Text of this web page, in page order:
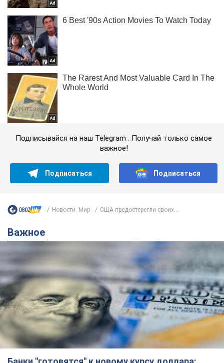
Подписывайся на наш Telegram . Получай только самое
важное!
Подписаться Подписаться
Новости. Мир США предостерегли своих...
Важное